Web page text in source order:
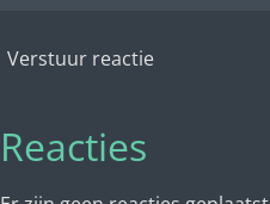
Verstuur reactie
Reacties